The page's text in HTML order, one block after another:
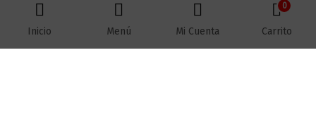
Todos los derechos reservados © 2026 Lectores.co |
Inicio Menú Mi Cuenta
0
Carrito